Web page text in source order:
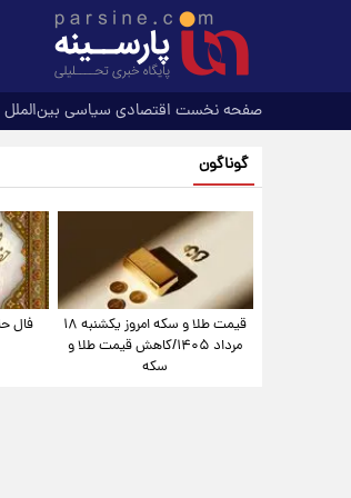
صفحه نخست اقتصادی سیاسی بین‌الملل
گوناگون
قیمت طلا و سکه امروز یکشنبه ۱۸
مرداد ۱۴۰۵/کاهش قیمت طلا و
سکه